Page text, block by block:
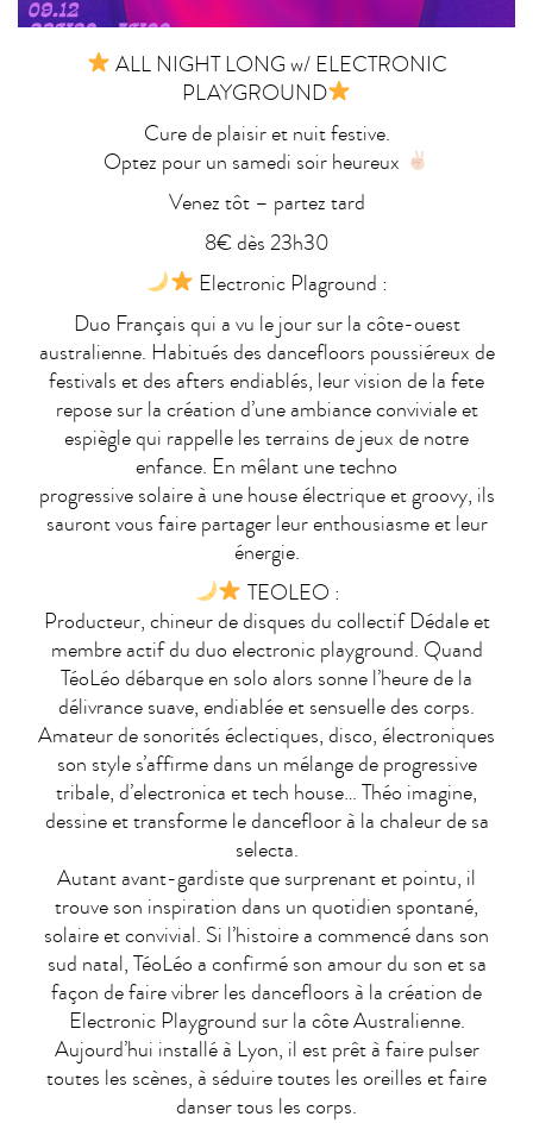
ALL NIGHT LONG w/ ELECTRONIC
PLAYGROUND
Cure de plaisir et nuit festive.
Optez pour un samedi soir heureux
Venez tôt – partez tard
8€ dès 23h30
Electronic Plaground :
Duo Français qui a vu le jour sur la côte-ouest
australienne. Habitués des dancefloors poussiéreux de
festivals et des afters endiablés, leur vision de la fete
repose sur la création d’une ambiance conviviale et
espiègle qui rappelle les terrains de jeux de notre
enfance. En mêlant une techno
progressive solaire à une house électrique et groovy, ils
sauront vous faire partager leur enthousiasme et leur
énergie.
TEOLEO :
Producteur, chineur de disques du collectif Dédale et
membre actif du duo electronic playground. Quand
TéoLéo débarque en solo alors sonne l’heure de la
délivrance suave, endiablée et sensuelle des corps.
Amateur de sonorités éclectiques, disco, électroniques
son style s’affirme dans un mélange de progressive
tribale, d’electronica et tech house… Théo imagine,
dessine et transforme le dancefloor à la chaleur de sa
selecta.
Autant avant-gardiste que surprenant et pointu, il
trouve son inspiration dans un quotidien spontané,
solaire et convivial. Si l’histoire a commencé dans son
sud natal, TéoLéo a confirmé son amour du son et sa
façon de faire vibrer les dancefloors à la création de
Electronic Playground sur la côte Australienne.
Aujourd’hui installé à Lyon, il est prêt à faire pulser
toutes les scènes, à séduire toutes les oreilles et faire
danser tous les corps.